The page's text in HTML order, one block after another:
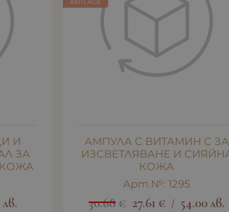
И
ЗА
КОЖА
лв.
АМПУЛА С ВИТАМИН С ЗА
ИЗСВЕТЛЯВАНЕ И
КОЖА
Арт.№: 1295
30.68 € 27.61 € / 54.00лв.
ANTI AGE